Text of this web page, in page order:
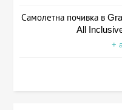
Самолетна почивка в
All
+